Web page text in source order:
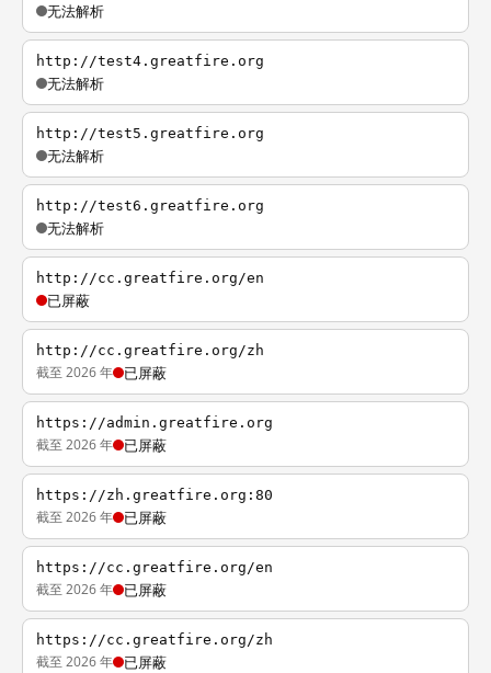
无法解析
http://test4.greatfire.org
无法解析
http://test5.greatfire.org
无法解析
http://test6.greatfire.org
无法解析
http://cc.greatfire.org/en
已屏蔽
http://cc.greatfire.org/zh
截至 2026 年 已屏蔽
https://admin.greatfire.org
截至 2026 年 已屏蔽
https://zh.greatfire.org:80
截至 2026 年 已屏蔽
https://cc.greatfire.org/en
截至 2026 年 已屏蔽
https://cc.greatfire.org/zh
截至 2026 年 已屏蔽